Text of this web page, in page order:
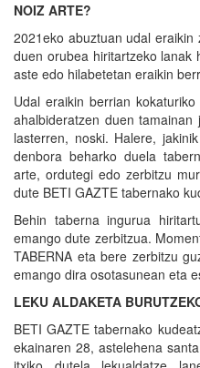
NOIZ ARTE?
2021eko abuztuan udal
duen orubea hiritartzeko lanak
aste edo hilabetetan eraikin
Udal eraikin berrian
ahalbideratzen duen
lasterren, noski. Halere,
denbora beharko duela
arte, ordutegi edo zerbitzu
dute BETI GAZTE tabernako
Behin taberna ingurua
emango dute zerbitzua.
TABERNA eta bere zerbitzu
emango dira osotasunean eta
LEKU ALDAKETA
BETI GAZTE tabernako
ekainaren 28, astelehena